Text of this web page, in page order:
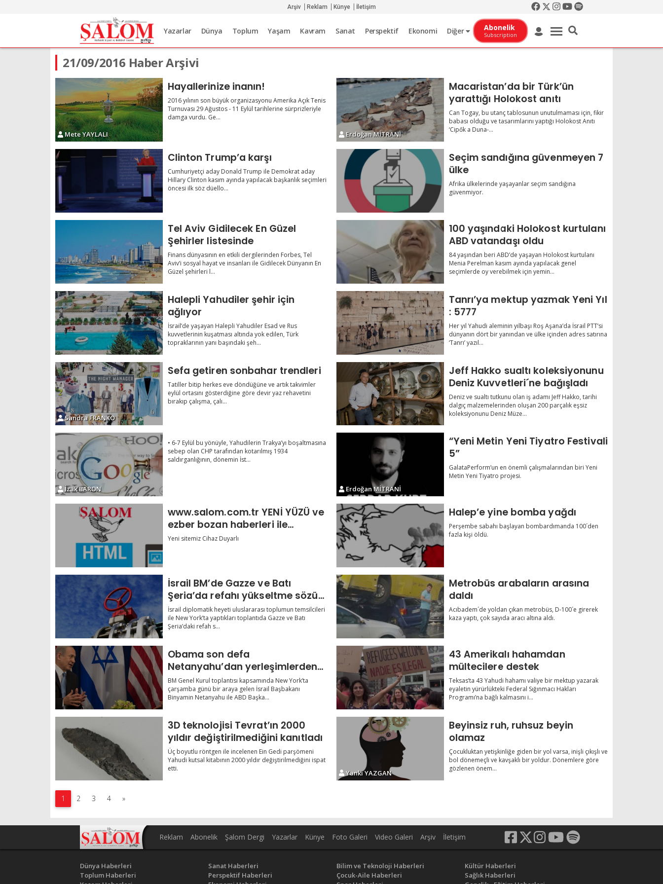
Arşiv Reklam Künye İletişim
Yazarlar Dünya Toplum Yaşam Kavram Sanat Perspektif Ekonomi Diğer Abonelik
Subscription
21/09/2016 Haber Arşivi
Mete YAYLALI
Hayallerinize inanın!
2016 yılının son büyük organizasyonu Amerika Açık Tenis
Turnuvası 29 Ağustos - 11 Eylül tarihlerine sürprizleriyle
damga vurdu. Ge...
Erdoğan MİTRANİ
Macaristan’da bir Türk’ün
yarattığı Holokost anıtı
Can Togay, bu utanç tablosunun unutulmaması için, fikir
babası olduğu ve tasarımlarını yaptığı Holokost Anıtı
‘Cipők a Duna-...
Clinton Trump’a karşı
Cumhuriyetçi aday Donald Trump ile Demokrat aday
Hillary Clinton kasım ayında yapılacak başkanlık seçimleri
öncesi ilk söz düello...
Seçim sandığına güvenmeyen 7
ülke
Afrika ülkelerinde yaşayanlar seçim sandığına
güvenmiyor.
Tel Aviv Gidilecek En Güzel
Şehirler listesinde
Finans dünyasının en etkili dergilerinden Forbes, Tel
Aviv’i sosyal hayat ve insanları ile Gidilecek Dünyanın En
Güzel şehirleri l...
100 yaşındaki Holokost kurtulanı
ABD vatandaşı oldu
84 yaşından beri ABD’de yaşayan Holokost kurtulanı
Menia Perelman kasım ayında yapılacak genel
seçimlerde oy verebilmek için yemin...
Halepli Yahudiler şehir için
ağlıyor
İsrail’de yaşayan Halepli Yahudiler Esad ve Rus
kuvvetlerinin kuşatması altında yok edilen, Türk
topraklarının yanı başındaki şeh...
Tanrı’ya mektup yazmak Yeni Yıl
: 5777
Her yıl Yahudi aleminin yılbaşı Roş Aşana’da İsrail PTT’si
dünyanın dört bir yanından ve ülke içinden adres satırına
‘Tanrı’ yazıl...
Sandra FRANKO
Sefa getiren sonbahar trendleri
Tatiller bitip herkes eve döndüğüne ve artık takvimler
eylül ortasını gösterdiğine göre devir yaz rehavetini
bırakıp çalışma, çalı...
Jeff Hakko sualtı koleksiyonunu
Deniz Kuvvetleri´ne bağışladı
Deniz ve sualtı tutkunu olan iş adamı Jeff Hakko, tarihi
dalgıç malzemelerinden oluşan 200 parçalık eşsiz
koleksiyonunu Deniz Müze...
İzak BARON
• 6-7 Eylül bu yönüyle, Yahudilerin Trakya’yı boşaltmasına
sebep olan CHP tarafından kotarılmış 1934
saldırganlığının, dönemin İst...
Erdoğan MİTRANİ
“Yeni Metin Yeni Tiyatro Festivali
5”
GalataPerform’un en önemli çalışmalarından biri Yeni
Metin Yeni Tiyatro projesi.
www.salom.com.tr YENİ YÜZÜ ve
ezber bozan haberleri ile
yayında
Yeni sitemiz Cihaz Duyarlı
Halep’e yine bomba yağdı
Perşembe sabahı başlayan bombardımanda 100´den
fazla kişi öldü.
İsrail BM’de Gazze ve Batı
Şeria’da refahı yükseltme sözü
verdi
İsrail diplomatik heyeti uluslararası toplumun temsilcileri
ile New York’ta yaptıkları toplantıda Gazze ve Batı
Şeria’daki refah s...
Metrobüs arabaların arasına
daldı
Acıbadem´de yoldan çıkan metrobüs, D-100´e girerek
kaza yaptı, çok sayıda aracı altına aldı.
Obama son defa
Netanyahu’dan yerleşimlerden
vazgeçmesini talep etti
BM Genel Kurul toplantısı kapsamında New York’ta
çarşamba günü bir araya gelen İsrail Başbakanı
Binyamin Netanyahu ile ABD Başka...
43 Amerikalı hahamdan
mültecilere destek
Teksas’ta 43 Yahudi hahamı valiye bir mektup yazarak
eyaletin yürürlükteki Federal Sığınmacı Hakları
Programı’na bağlı kalmasını i...
3D teknolojisi Tevrat’ın 2000
yıldır değiştirilmediğini kanıtladı
Üç boyutlu röntgen ile incelenen Ein Gedi parşömeni
Yahudi kutsal kitabının 2000 yıldır değiştirilmediğini ispat
etti.
Yankı YAZGAN
Beyinsiz ruh, ruhsuz beyin
olamaz
Çocukluktan yetişkinliğe giden bir yol varsa, inişli çıkışlı ve
bol dönemeçli ve kavşaklı bir yoldur. Dönemlere göre
gözlenen önem...
1 2 3 4 »
Reklam Abonelik Şalom Dergi Yazarlar Künye Foto Galeri Video Galeri Arşiv İletişim
Dünya Haberleri
Toplum Haberleri
Sanat Haberleri
Perspektif Haberleri
Bilim ve Teknoloji Haberleri
Çocuk-Aile Haberleri
Kültür Haberleri
Sağlık Haberleri